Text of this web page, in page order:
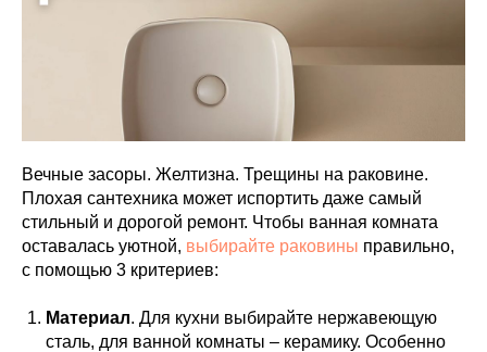
Вечные засоры. Желтизна. Трещины на раковине.
Плохая сантехника может испортить даже самый
стильный и дорогой ремонт. Чтобы ванная комната
оставалась уютной, выбирайте раковины правильно,
с помощью 3 критериев:
Материал. Для кухни выбирайте нержавеющую
сталь, для ванной комнаты – керамику. Особенно